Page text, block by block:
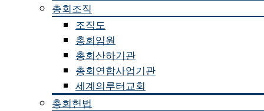
총회조직
조직도
총회임원
총회산하기관
총회연합사업기관
세계의루터교회
총회헌법